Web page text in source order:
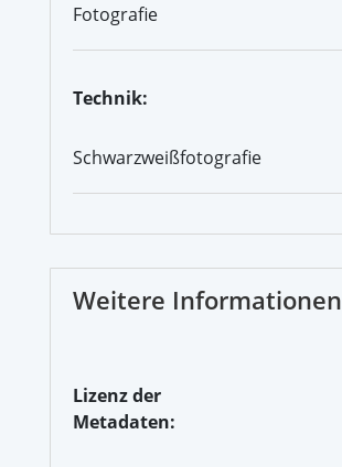
Fotografie
Technik:
Schwarzweißfotografie
Weitere Informationen
Lizenz der
Metadaten: